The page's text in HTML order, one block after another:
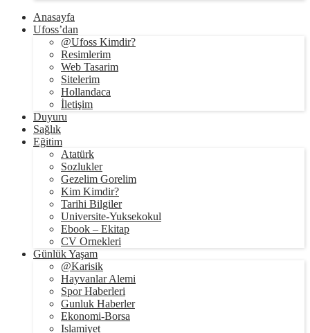
Anasayfa
Ufoss’dan
@Ufoss Kimdir?
Resimlerim
Web Tasarim
Sitelerim
Hollandaca
İletişim
Duyuru
Sağlık
Eğitim
Atatürk
Sozlukler
Gezelim Gorelim
Kim Kimdir?
Tarihi Bilgiler
Universite-Yuksekokul
Ebook – Ekitap
CV Ornekleri
Günlük Yaşam
@Karisik
Hayvanlar Alemi
Spor Haberleri
Gunluk Haberler
Ekonomi-Borsa
Islamiyet